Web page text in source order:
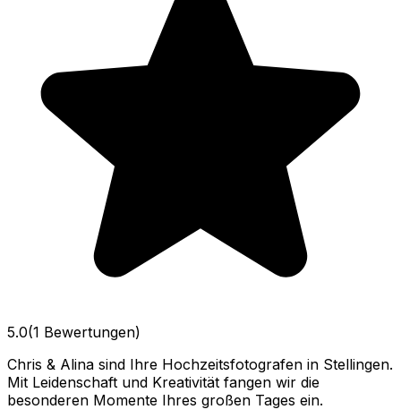
5.0(1 Bewertungen)
Chris & Alina sind Ihre Hochzeitsfotografen in Stellingen.
Mit Leidenschaft und Kreativität fangen wir die
besonderen Momente Ihres großen Tages ein.